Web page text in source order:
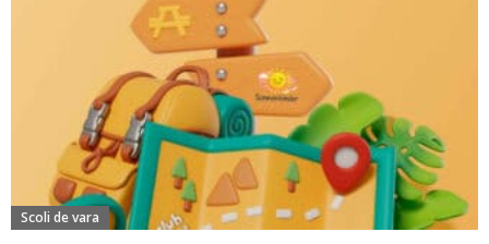
Scoli de vara